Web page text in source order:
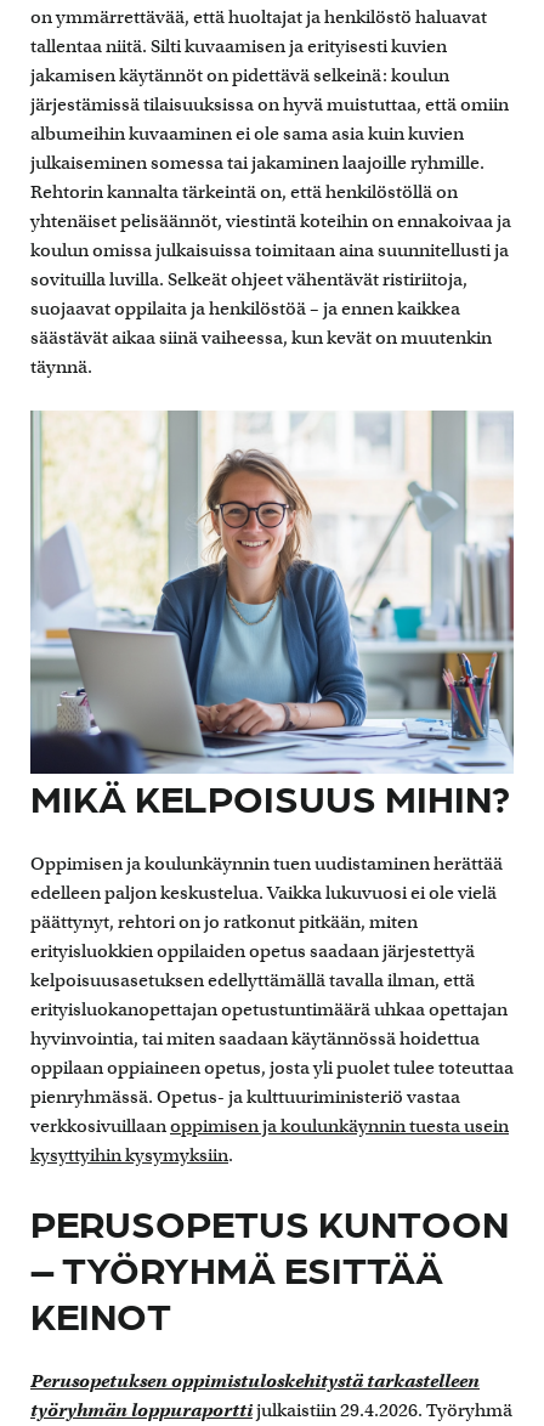
on ymmärrettävää, että huoltajat ja henkilöstö haluavat
tallentaa niitä. Silti kuvaamisen ja erityisesti kuvien
jakamisen käytännöt on pidettävä selkeinä: koulun
järjestämissä tilaisuuksissa on hyvä muistuttaa, että omiin
albumeihin kuvaaminen ei ole sama asia kuin kuvien
julkaiseminen somessa tai jakaminen laajoille ryhmille.
Rehtorin kannalta tärkeintä on, että henkilöstöllä on
yhtenäiset pelisäännöt, viestintä koteihin on ennakoivaa ja
koulun omissa julkaisuissa toimitaan aina suunnitellusti ja
sovituilla luvilla. Selkeät ohjeet vähentävät ristiriitoja,
suojaavat oppilaita ja henkilöstöä – ja ennen kaikkea
säästävät aikaa siinä vaiheessa, kun kevät on muutenkin
täynnä.
MIKÄ KELPOISUUS MIHIN?
Oppimisen ja koulunkäynnin tuen uudistaminen herättää
edelleen paljon keskustelua. Vaikka lukuvuosi ei ole vielä
päättynyt, rehtori on jo ratkonut pitkään, miten
erityisluokkien oppilaiden opetus saadaan järjestettyä
kelpoisuusasetuksen edellyttämällä tavalla ilman, että
erityisluokanopettajan opetustuntimäärä uhkaa opettajan
hyvinvointia, tai miten saadaan käytännössä hoidettua
oppilaan oppiaineen opetus, josta yli puolet tulee toteuttaa
pienryhmässä. Opetus- ja kulttuuriministeriö vastaa
verkkosivuillaanoppimisen ja koulunkäynnin tuesta usein
kysyttyihin kysymyksiin.
PERUSOPETUS KUNTOON
– TYÖRYHMÄ ESITTÄÄ
KEINOT
Perusopetuksen oppimistuloskehitystä tarkastelleen
työryhmän loppuraporttijulkaistiin 29.4.2026. Työryhmä